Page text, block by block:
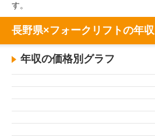
す。
長野県×フォークリフトの年収
年収の価格別グラフ